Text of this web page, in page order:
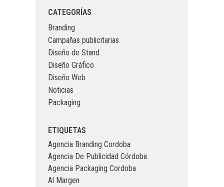
CATEGORÍAS
Branding
Campañas publicitarias
Diseño de Stand
Diseño Gráfico
Diseño Web
Noticias
Packaging
ETIQUETAS
Agencia Branding Cordoba
Agencia De Publicidad Córdoba
Agencia Packaging Cordoba
Al Margen